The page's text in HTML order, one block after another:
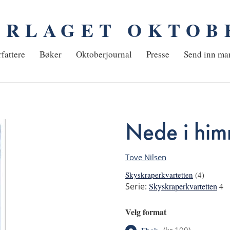
Bøker Oktoberjournal Presse Send inn
Nede i
Tove Nilsen
Skyskraperkvartetten (4)
Serie: Skyskraperkvartetten 4
Velg format